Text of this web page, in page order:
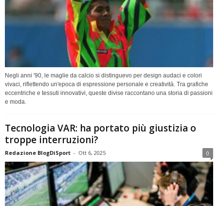
Negli anni '90, le maglie da calcio si distinguevo per design audaci e colori
vivaci, riflettendo un'epoca di espressione personale e creatività. Tra grafiche
eccentriche e tessuti innovativi, queste divise raccontano una storia di passioni
e moda.
Tecnologia VAR: ha portato più giustizia o
troppe interruzioni?
Redazione BlogDiSport - Ott 6, 2025 0